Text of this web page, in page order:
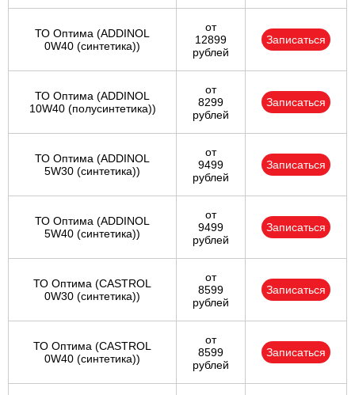
ТО Оптима (ADDINOL
0W40 (синтетика))
от
12899
рублей
Записаться
ТО Оптима (ADDINOL
10W40 (полусинтетика))
от
8299
рублей
Записаться
ТО Оптима (ADDINOL
5W30 (синтетика))
от
9499
рублей
Записаться
ТО Оптима (ADDINOL
5W40 (синтетика))
от
9499
рублей
Записаться
ТО Оптима (CASTROL
0W30 (синтетика))
от
8599
рублей
Записаться
ТО Оптима (CASTROL
0W40 (синтетика))
от
8599
рублей
Записаться